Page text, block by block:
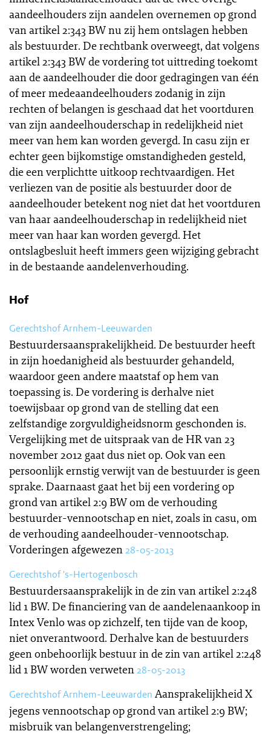
aandeelhouders zijn aandelen overnemen op grond
van artikel 2:343 BW nu zij hem ontslagen hebben
als bestuurder. De rechtbank overweegt, dat volgens
artikel 2:343 BW de vordering tot uittreding toekomt
aan de aandeelhouder die door gedragingen van één
of meer medeaandeelhouders zodanig in zijn
rechten of belangen is geschaad dat het voortduren
van zijn aandeelhouderschap in redelijkheid niet
meer van hem kan worden gevergd. In casu zijn er
echter geen bijkomstige omstandigheden gesteld,
die een verplichtte uitkoop rechtvaardigen. Het
verliezen van de positie als bestuurder door de
aandeelhouder betekent nog niet dat het voortduren
van haar aandeelhouderschap in redelijkheid niet
meer van haar kan worden gevergd. Het
ontslagbesluit heeft immers geen wijziging gebracht
in de bestaande aandelenverhouding.
Hof
Gerechtshof Arnhem-Leeuwarden
Bestuurdersaansprakelijkheid. De bestuurder heeft
in zijn hoedanigheid als bestuurder gehandeld,
waardoor geen andere maatstaf op hem van
toepassing is. De vordering is derhalve niet
toewijsbaar op grond van de stelling dat een
zelfstandige zorgvuldigheidsnorm geschonden is.
Vergelijking met de uitspraak van de HR van 23
november 2012 gaat dus niet op. Ook van een
persoonlijk ernstig verwijt van de bestuurder is geen
sprake. Daarnaast gaat het bij een vordering op
grond van artikel 2:9 BW om de verhouding
bestuurder-vennootschap en niet, zoals in casu, om
de verhouding aandeelhouder-vennootschap.
Vorderingen afgewezen28-05-2013
Gerechtshof 's-Hertogenbosch
Bestuurdersaansprakelijk in de zin van artikel 2:248
lid 1 BW. De financiering van de aandelenaankoop in
Intex Venlo was op zichzelf, ten tijde van de koop,
niet onverantwoord. Derhalve kan de bestuurders
geen onbehoorlijk bestuur in de zin van artikel 2:248
lid 1 BW worden verweten28-05-2013
Gerechtshof Arnhem-Leeuwarden Aansprakelijkheid X
jegens vennootschap op grond van artikel 2:9 BW;
misbruik van belangenverstrengeling;